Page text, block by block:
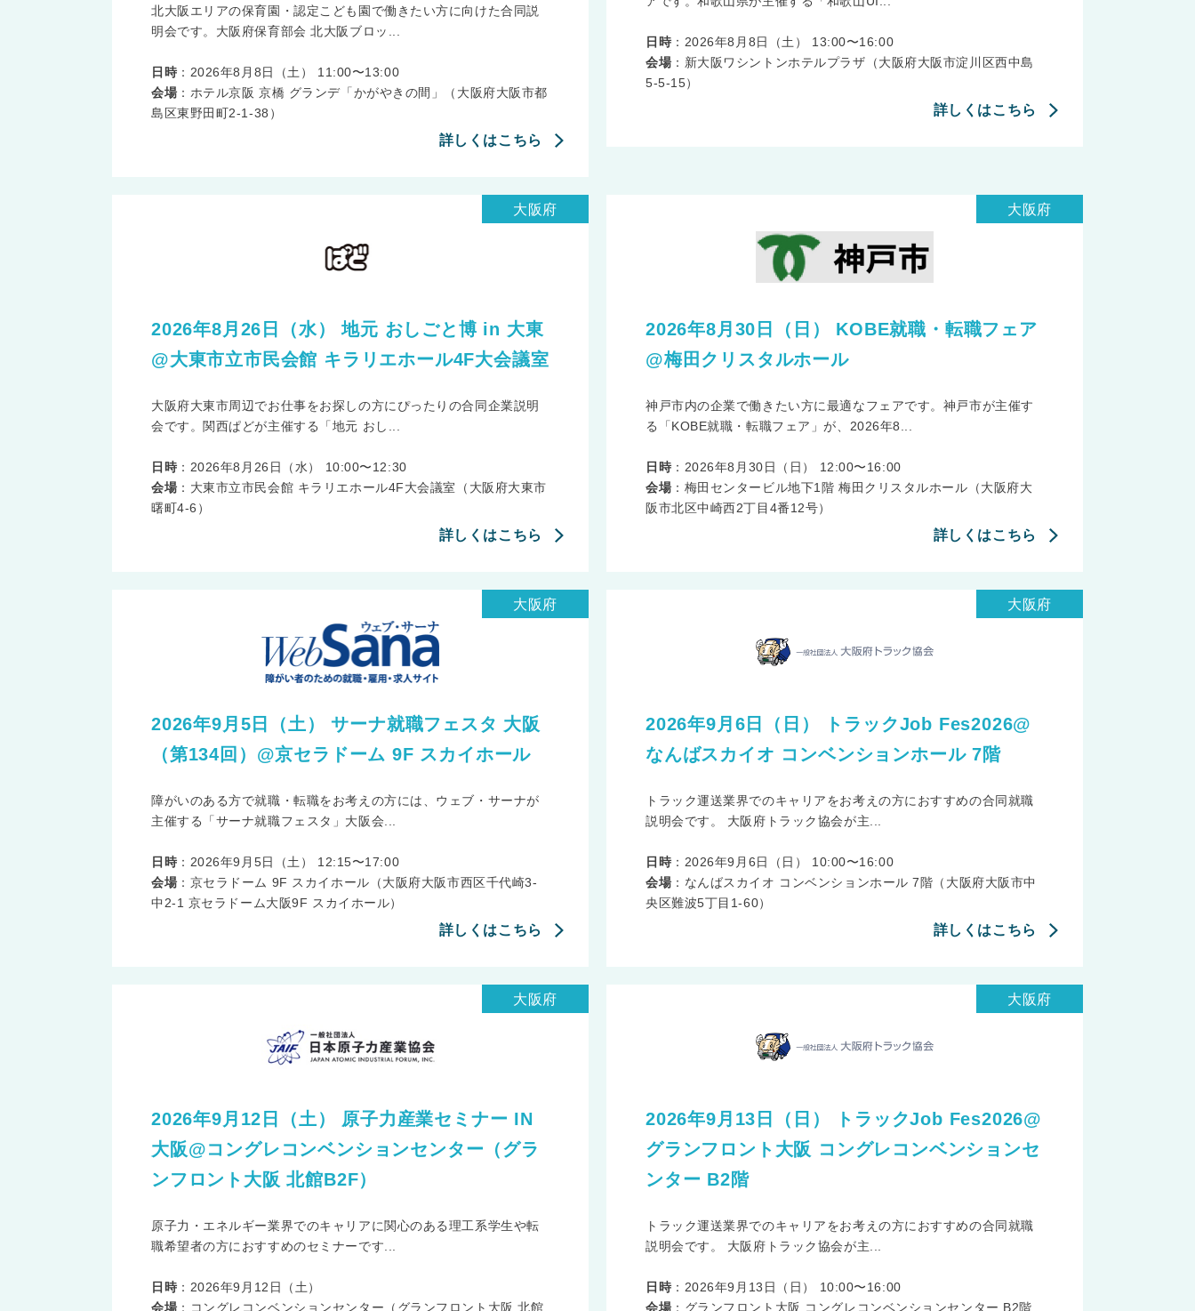
北大阪エリアの保育園・認定こども園で働きたい方に向けた合同説
明会です。大阪府保育部会 北大阪ブロッ...
日時 ：2026年8月8日（土） 11:00〜13:00
会場 ：ホテル京阪 京橋 グランデ「かがやきの間」（大阪府大阪市都
島区東野田町2-1-38）
詳しくはこちら
日時 ：2026年8月8日（土） 13:00〜16:00
会場 ：新大阪ワシントンホテルプラザ（大阪府大阪市淀川区西中島
5-5-15）
詳しくはこちら
2026年8月26日（水） 地元 おしごと博 in 大東
@大東市立市民会館 キラリエホール4F大会議室
大阪府
大阪府大東市周辺でお仕事をお探しの方にぴったりの合同企業説明
会です。関西ぱどが主催する「地元 おし...
日時 ：2026年8月26日（水） 10:00〜12:30
会場 ：大東市立市民会館 キラリエホール4F大会議室（大阪府大東市
曙町4-6）
詳しくはこちら
2026年8月30日（日） KOBE就職・転職フェア
@梅田クリスタルホール
大阪府
神戸市内の企業で働きたい方に最適なフェアです。神戸市が主催す
る「KOBE就職・転職フェア」が、2026年8...
日時 ：2026年8月30日（日） 12:00〜16:00
会場 ：梅田センタービル地下1階 梅田クリスタルホール（大阪府大
阪市北区中崎西2丁目4番12号）
詳しくはこちら
2026年9月5日（土） サーナ就職フェスタ 大阪
（第134回）@京セラドーム 9F スカイホール
大阪府
障がいのある方で就職・転職をお考えの方には、ウェブ・サーナが
主催する「サーナ就職フェスタ」大阪会...
日時 ：2026年9月5日（土） 12:15〜17:00
会場 ：京セラドーム 9F スカイホール（大阪府大阪市西区千代崎3-
中2-1 京セラドーム大阪9F スカイホール）
詳しくはこちら
2026年9月6日（日） トラックJob Fes2026@
なんばスカイオ コンベンションホール 7階
大阪府
トラック運送業界でのキャリアをお考えの方におすすめの合同就職
説明会です。 大阪府トラック協会が主...
日時 ：2026年9月6日（日） 10:00〜16:00
会場 ：なんばスカイオ コンベンションホール 7階（大阪府大阪市中
央区難波5丁目1-60）
詳しくはこちら
2026年9月12日（土） 原子力産業セミナー IN
大阪@コングレコンベンションセンター（グラ
ンフロント大阪 北館B2F）
大阪府
原子力・エネルギー業界でのキャリアに関心のある理工系学生や転
職希望者の方におすすめのセミナーです...
日時 ：2026年9月12日（土）
会場 ：コングレコンベンションセンター（グランフロント大阪 北館
2026年9月13日（日） トラックJob Fes2026@
グランフロント大阪 コングレコンベンションセ
ンター B2階
大阪府
トラック運送業界でのキャリアをお考えの方におすすめの合同就職
説明会です。 大阪府トラック協会が主...
日時 ：2026年9月13日（日） 10:00〜16:00
会場 ：グランフロント大阪 コングレコンベンションセンター B2階